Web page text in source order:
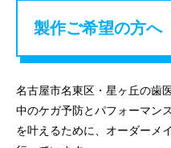
製作ご希望の方へ
名古屋市名東区・星ヶ丘の歯
中のケガ予防とパフォーマン
を叶えるために、オーダーメ